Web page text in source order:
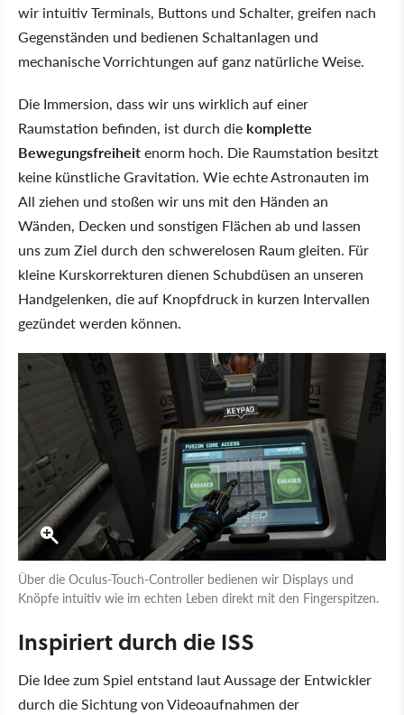
wir intuitiv Terminals, Buttons und Schalter, greifen nach
Gegenständen und bedienen Schaltanlagen und
mechanische Vorrichtungen auf ganz natürliche Weise.
Die Immersion, dass wir uns wirklich auf einer
Raumstation befinden, ist durch die komplette
Bewegungsfreiheitenorm hoch. Die Raumstation besitzt
keine künstliche Gravitation. Wie echte Astronauten im
All ziehen und stoßen wir uns mit den Händen an
Wänden, Decken und sonstigen Flächen ab und lassen
uns zum Ziel durch den schwerelosen Raum gleiten. Für
kleine Kurskorrekturen dienen Schubdüsen an unseren
Handgelenken, die auf Knopfdruck in kurzen Intervallen
gezündet werden können.
Über die Oculus-Touch-Controller bedienen wir Displays und
Knöpfe intuitiv wie im echten Leben direkt mit den Fingerspitzen.
Inspiriert durch die ISS
Die Idee zum Spiel entstand laut Aussage der Entwickler
durch die Sichtung von Videoaufnahmen der